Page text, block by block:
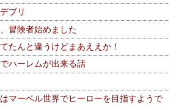
ブリ
冒険者始めました
たんと違うけどまあええか！
ハーレムが出来る話
マーベル世界でヒーローを目指すようで